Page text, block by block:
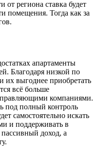
региона ставка будет
помещения. Тогда как за
апартаменты
Благодаря низкой по
их выгоднее приобретать
всё больше
компаниями.
под полный контроль
самостоятельно искать
и поддерживать в
доход, а